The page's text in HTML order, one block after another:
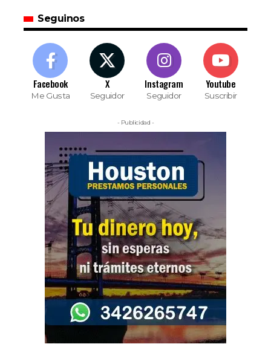
Seguinos
Facebook
Me Gusta
X
Seguidor
Instagram
Seguidor
Youtube
Suscribir
- Publicidad -